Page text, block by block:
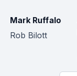
Mark Ruffalo
Rob Bilott